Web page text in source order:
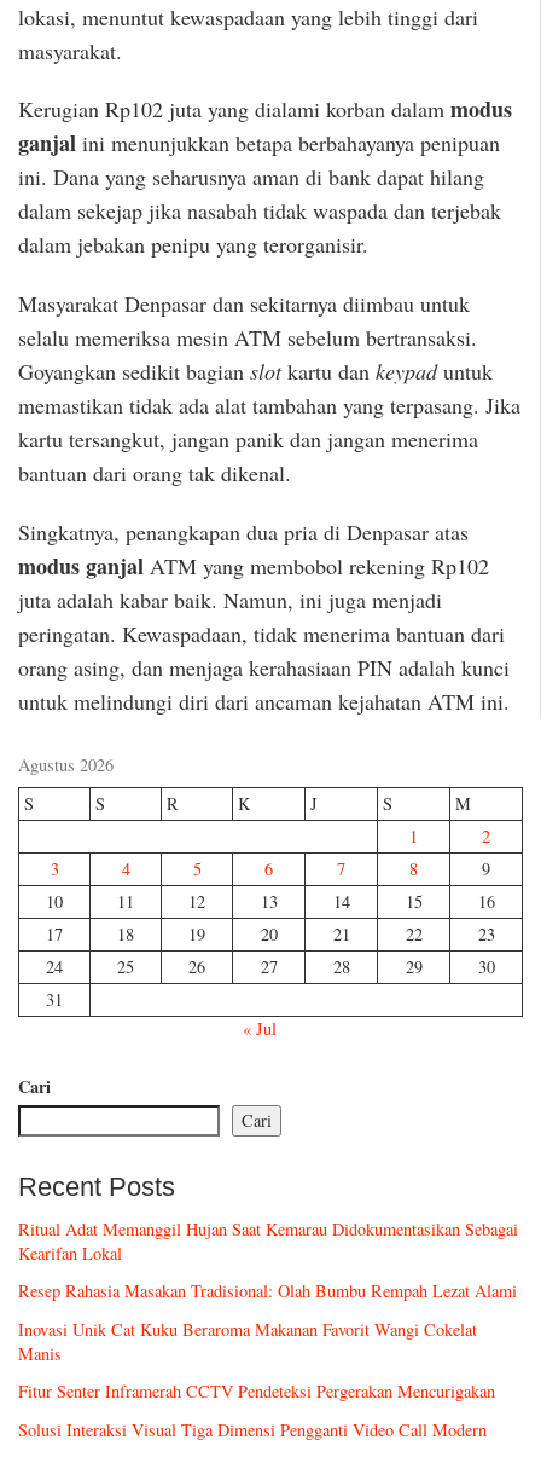
lokasi, menuntut kewaspadaan yang lebih tinggi dari
masyarakat.
Kerugian Rp102 juta yang dialami korban dalam modus
ganjal ini menunjukkan betapa berbahayanya penipuan
ini. Dana yang seharusnya aman di bank dapat hilang
dalam sekejap jika nasabah tidak waspada dan terjebak
dalam jebakan penipu yang terorganisir.
Masyarakat Denpasar dan sekitarnya diimbau untuk
selalu memeriksa mesin ATM sebelum bertransaksi.
Goyangkan sedikit bagian slotkartu dan keypaduntuk
memastikan tidak ada alat tambahan yang terpasang. Jika
kartu tersangkut, jangan panik dan jangan menerima
bantuan dari orang tak dikenal.
Singkatnya, penangkapan dua pria di Denpasar atas
modus ganjal ATM yang membobol rekening Rp102
juta adalah kabar baik. Namun, ini juga menjadi
peringatan. Kewaspadaan, tidak menerima bantuan dari
orang asing, dan menjaga kerahasiaan PIN adalah kunci
untuk melindungi diri dari ancaman kejahatan ATM ini.
Agustus 2026
S
S R K J S
M
1
2
3
4 5 6 7 8
9
10
11 12 13 14 15
16
17
18 19 20 21 22
23
24
25 26 27 28 29
30
31
« Jul
Cari
Cari
Recent Posts
Ritual Adat Memanggil Hujan Saat Kemarau Didokumentasikan Sebagai
Kearifan Lokal
Resep Rahasia Masakan Tradisional: Olah Bumbu Rempah Lezat Alami
Inovasi Unik Cat Kuku Beraroma Makanan Favorit Wangi Cokelat
Manis
Fitur Senter Inframerah CCTV Pendeteksi Pergerakan Mencurigakan
Solusi Interaksi Visual Tiga Dimensi Pengganti Video Call Modern